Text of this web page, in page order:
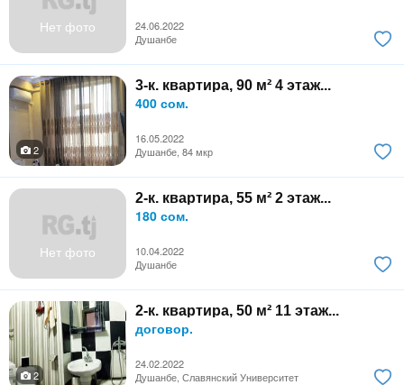
Нет фото
24.06.2022
Душанбе
3-к. квартира, 90 м² 4 этаж...
400 сом.
16.05.2022
2
Душанбе, 84 мкр
Нет фото
2-к. квартира, 55 м² 2 этаж...
180 сом.
10.04.2022
Душанбе
2-к. квартира, 50 м² 11 этаж...
договор.
24.02.2022
2
Душанбе, Славянский Университет